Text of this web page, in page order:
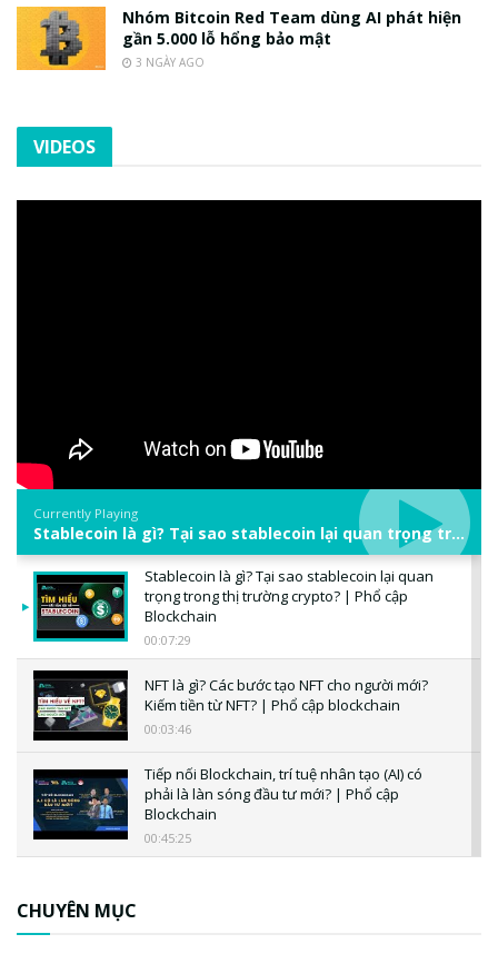
Nhóm Bitcoin Red Team dùng AI phát hiện
gần 5.000 lỗ hổng bảo mật
3 NGÀY AGO
VIDEOS
Currently Playing
Stablecoin là gì? Tại sao stablecoin lại quan trọng trong thị trường crypto? | Phổ cập Blockchain
Stablecoin là gì? Tại sao stablecoin lại quan
trọng trong thị trường crypto? | Phổ cập
Blockchain
00:07:29
NFT là gì? Các bước tạo NFT cho người mới?
Kiếm tiền từ NFT? | Phổ cập blockchain
00:03:46
Tiếp nối Blockchain, trí tuệ nhân tạo (AI) có
phải là làn sóng đầu tư mới? | Phổ cập
Blockchain
00:45:25
CHUYÊN MỤC